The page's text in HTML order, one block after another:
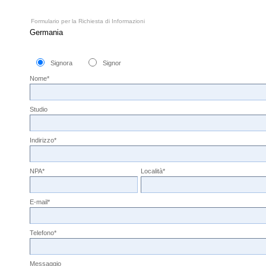
Formulario per la Richiesta di Informazioni
Germania
Signora Signor
Nome*
Studio
Indirizzo*
NPA* Località*
E-mail*
Telefono*
Messaggio